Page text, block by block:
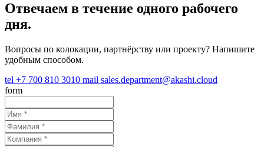
Отвечаем в течение одного рабочего
дня.
Вопросы по колокации, партнёрству или проекту? Напишите
удобным способом.
tel +7 700 810 3010 mail sales.department@akashi.cloud
form